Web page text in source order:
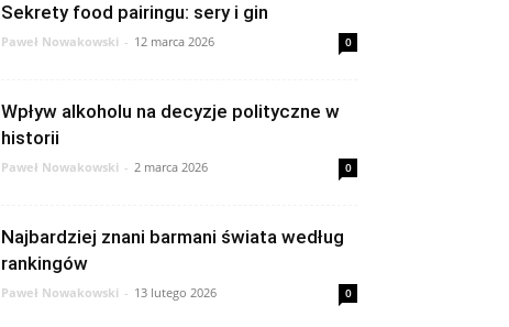
Sekrety food pairingu: sery i gin
Paweł Nowakowski - 12 marca 2026 0
Wpływ alkoholu na decyzje polityczne w
historii
Paweł Nowakowski - 2 marca 2026 0
Najbardziej znani barmani świata według
rankingów
Paweł Nowakowski - 13 lutego 2026 0